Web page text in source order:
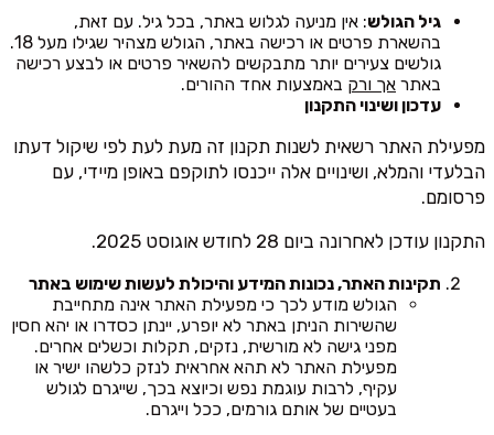
גיל הגולש: אין מניעה לגלוש באתר, בכל גיל. עם זאת,
בהשארת פרטים או רכישה באתר, הגולש מצהיר שגילו מעל 18.
גולשים צעירים יותר מתבקשים להשאיר פרטים או לבצע רכישה
באתר אך ורק באמצעות אחד ההורים.
עדכון ושינוי התקנון
מפעילת האתר רשאית לשנות תקנון זה מעת לעת לפי שיקול דעתו
הבלעדי והמלא, ושינויים אלה ייכנסו לתוקפם באופן מיידי, עם
פרסומם.
התקנון עודכן לאחרונה ביום 28 לחודש אוגוסט 2025.
תקינות האתר, נכונות המידע והיכולת לעשות שימוש באתר
הגולש מודע לכך כי מפעילת האתר אינה מתחייבת
שהשירות הניתן באתר לא יופרע, יינתן כסדרו או יהא חסין
מפני גישה לא מורשית, נזקים, תקלות וכשלים אחרים.
מפעילת האתר לא תהא אחראית לנזק כלשהו ישיר או
עקיף, לרבות עוגמת נפש וכיוצא בכך, שייגרם לגולש
בעטיים של אותם גורמים, ככל וייגרם.